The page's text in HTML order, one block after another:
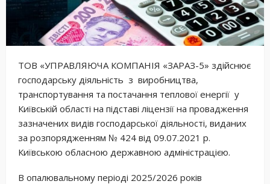
ТОВ «УПРАВЛЯЮЧА КОМПАНІЯ «ЗАРАЗ-5» здійснює
господарську діяльність з виробництва,
транспортування та постачання теплової енергії у
Київській області на підставі ліцензії на провадження
зазначених видів господарської діяльності, виданих
за розпорядженням № 424 від 09.07.2021 р.
Київською обласною державною адміністрацією.
В опалювальному періоді 2025/2026 років